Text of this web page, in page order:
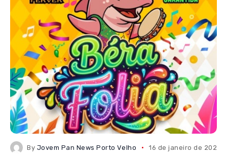
By Jovem Pan News Porto Velho 16 de janeiro de 2026